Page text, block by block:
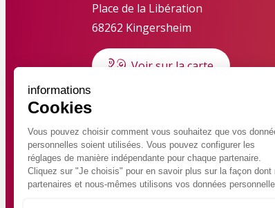
informations
Cookies
Vous pouvez choisir comment vous souhaitez que vos
personnelles soient utilisées. Vous pouvez configurer les
réglages de manière indépendante pour chaque partenaire.
Cliquez sur "Je choisis" pour en savoir plus sur la façon dont
partenaires et nous-mêmes utilisons vos données
Place de la Libération
68262 Kingersheim
Voir sur la carte
Horaires d'été du 6 juillet au 28
août 2026
Lundi au jeudi : 8h30 – 12h
Vendredi : 8h30 – 14h30 en